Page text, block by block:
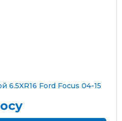
6.5XR16 Ford Focus 04-15